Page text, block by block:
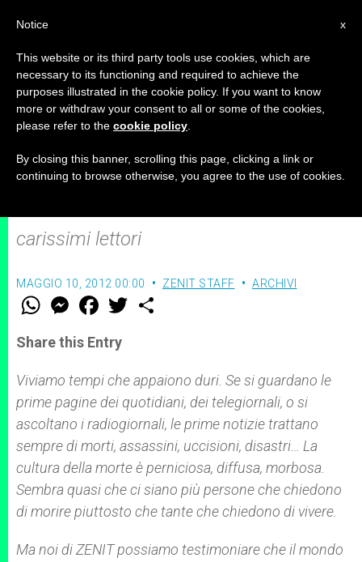
La speranza che illumina e
riscalda il mondo
carissimi lettori
MAGGIO 10, 2012 00:00 ZENIT STAFF ARCHIVI
W
t
s
p
p
M
e
s
e
g
e
r
F
a
e
b
o
k
w
r
Share this Entry
Viviamo tempi che appaiono duri. Se si guardano le
prime pagine dei quotidiani, dei telegiornali, o si
ascoltano i radiogiornali, le prime notizie trattano
sempre di morti, assassini, uccisioni, disastri… La
cultura della morte è perniciosa, diffusa, morbosa.
Sembra quasi che ci siano più persone che chiedono
di morire piuttosto che tante che chiedono di vivere.
Ma noi di ZENIT possiamo testimoniare che il mondo
x
Notice
This website or its third party tools use cookies, which are
necessary to its functioning and required to achieve the
purposes illustrated in the cookie policy. If you want to know
more or withdraw your consent to all or some of the cookies,
please refer to the cookie policy
By closing this banner, scrolling this page, clicking a link or
continuing to browse otherwise, you agree to the use of cookies.